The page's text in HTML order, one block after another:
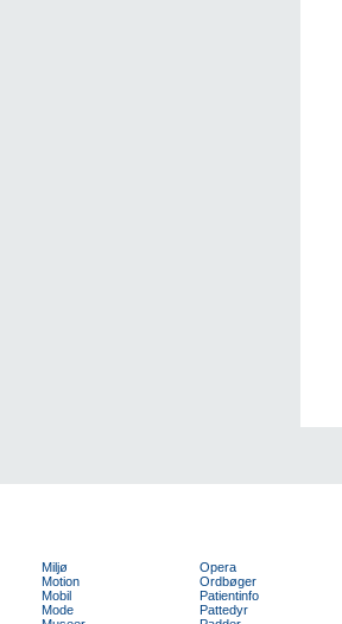
Miljø
Motion
Mobil
Mode
Opera
Ordbøger
Patientinfo
Pattedyr